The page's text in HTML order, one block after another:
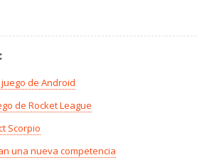
de Android
de Rocket League
Scorpio
una nueva competencia